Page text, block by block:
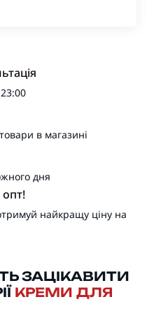
в магазині
дня
опт!
найкращу ціну на
ЗАЦІКАВИТИ
КРЕМИ ДЛЯ